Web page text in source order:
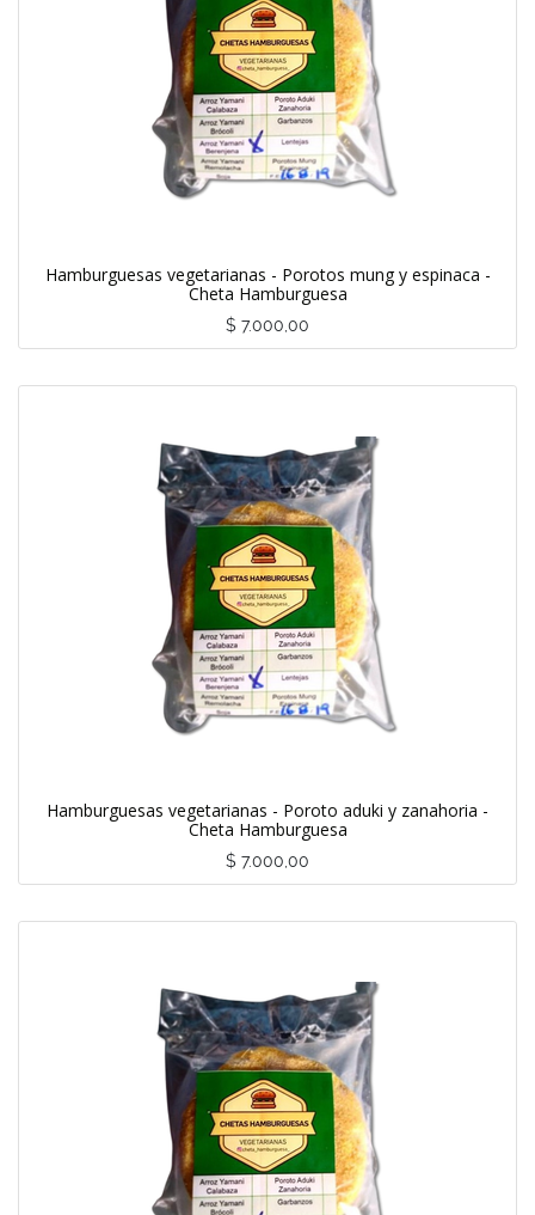
Hamburguesas vegetarianas - Porotos mung y espinaca -
Cheta Hamburguesa
$ 7.000,00
Hamburguesas vegetarianas - Poroto aduki y zanahoria -
Cheta Hamburguesa
$ 7.000,00